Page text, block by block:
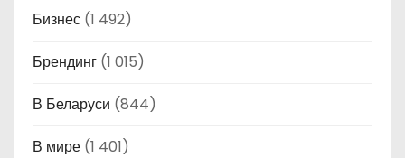
Бизнес (1 492)
Брендинг (1 015)
В Беларуси (844)
В мире (1 401)